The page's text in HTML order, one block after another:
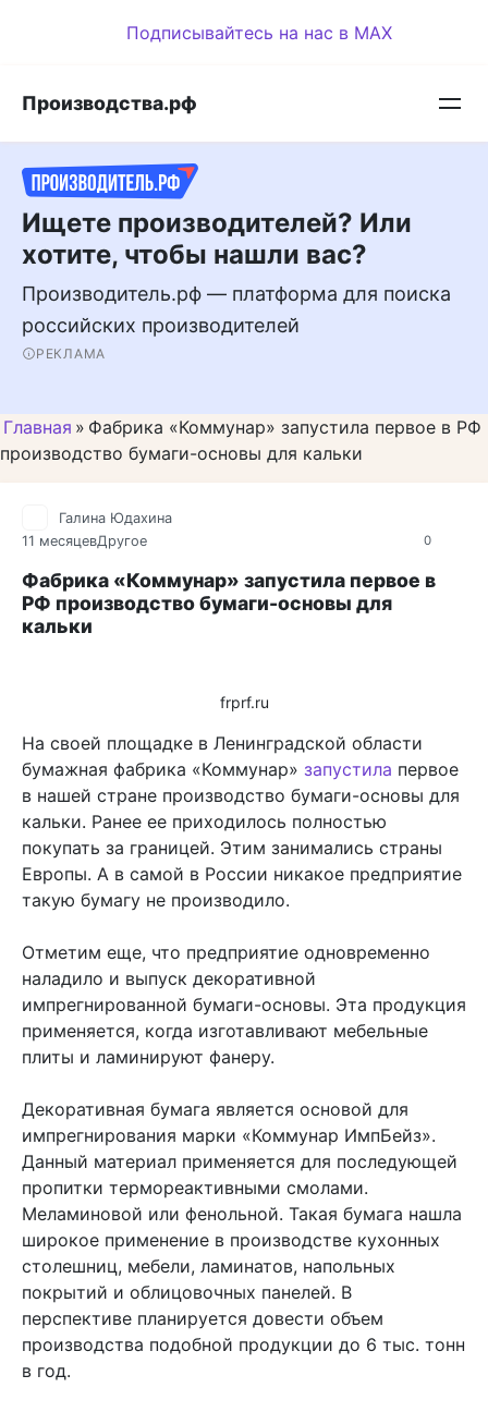
Подписывайтесь на нас в MAX
Производства.рф
Ищете производителей? Или
хотите, чтобы нашли вас?
Производитель.рф — платформа для поиска
российских производителей
РЕКЛАМА
Главная » Фабрика «Коммунар» запустила первое в РФ
производство бумаги-основы для кальки
0
Галина Юдахина
11 месяцевДругое
Фабрика «Коммунар» запустила первое в
РФ производство бумаги-основы для
кальки
frprf.ru
На своей площадке в Ленинградской области
бумажная фабрика «Коммунар» запустила первое
в нашей стране производство бумаги-основы для
кальки. Ранее ее приходилось полностью
покупать за границей. Этим занимались страны
Европы. А в самой в России никакое предприятие
такую бумагу не производило.
Отметим еще, что предприятие одновременно
наладило и выпуск декоративной
импрегнированной бумаги-основы. Эта продукция
применяется, когда изготавливают мебельные
плиты и ламинируют фанеру.
Декоративная бумага является основой для
импрегнирования марки «Коммунар ИмпБейз».
Данный материал применяется для последующей
пропитки термореактивными смолами.
Меламиновой или фенольной. Такая бумага нашла
широкое применение в производстве кухонных
столешниц, мебели, ламинатов, напольных
покрытий и облицовочных панелей. В
перспективе планируется довести объем
производства подобной продукции до 6 тыс. тонн
в год.